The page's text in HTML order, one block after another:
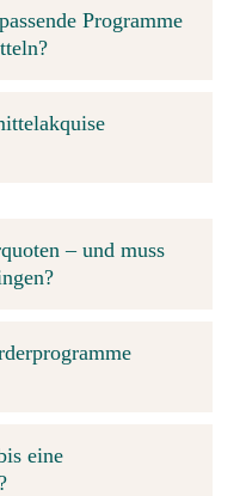
Programme
– und muss
eine